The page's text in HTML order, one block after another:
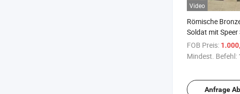
Video
Römische
Soldat mit
FOB Preis:
Mindest. Befehl:
Anfrage